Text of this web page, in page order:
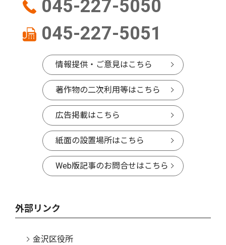
045-227-5050
045-227-5051
情報提供・ご意見はこちら
著作物の二次利用等はこちら
広告掲載はこちら
紙面の設置場所はこちら
Web版記事のお問合せはこちら
外部リンク
金沢区役所